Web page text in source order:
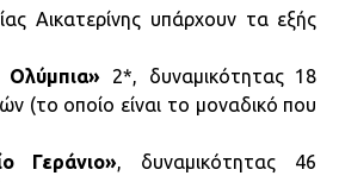
Αικατερίνης υπάρχουν τα εξής
Ολύμπια» 2*, δυναμικότητας 18
(το οποίο είναι το μοναδικό που
Γεράνιο», δυναμικότητας 46